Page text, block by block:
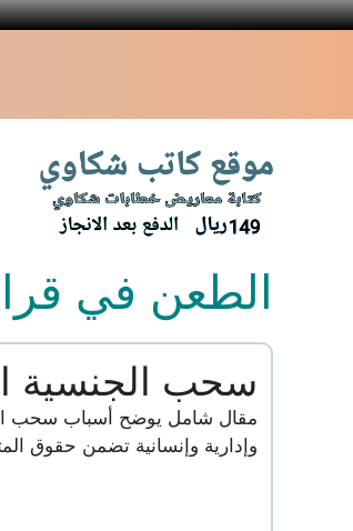
الطعن في
سحب الجنسية
مقال شامل يوضح أسباب سحب
وإدارية وإنسانية تضمن حقوق